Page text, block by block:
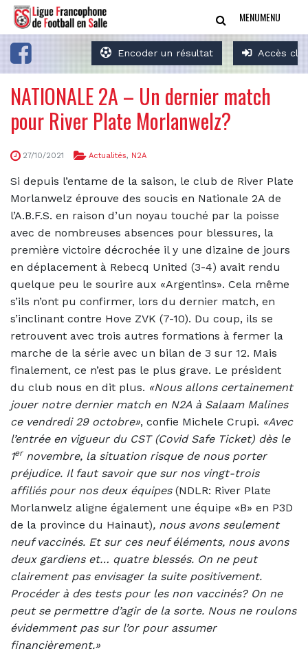
Encoder un résultat Accès
MENUMENU
NATIONALE 2A – Un dernier match
pour River Plate Morlanwelz?
27/10/2021 Actualités, N2A
Si depuis l’entame de la saison, le club de River Plate
Morlanwelz éprouve des soucis en Nationale 2A de
l’A.B.F.S. en raison d’un noyau touché par la poisse
avec de nombreuses absences pour blessures, la
première victoire décrochée il y une dizaine de jours
en déplacement à Rebecq United (3-4) avait rendu
quelque peu le sourire aux «Argentins». Cela même
s’ils n’ont pu confirmer, lors du dernier match, en
s’inclinant contre Hove ZVK (7-10). Du coup, ils se
retrouvent avec trois autres formations à fermer la
marche de la série avec un bilan de 3 sur 12. Mais
finalement, ce n’est pas le plus grave. Le président
du club nous en dit plus. «Nous allons certainement
jouer notre dernier match en N2A à Salaam Malines
ce vendredi 29 octobre», confie Michele Crupi. «Avec
l’entrée en vigueur du CST (Covid Safe Ticket) dès le
1ernovembre, la situation risque de nous porter
préjudice. Il faut savoir que sur nos vingt-trois
affiliés pour nos deux équipes(NDLR: River Plate
Morlanwelz aligne également une équipe «B» en P3D
de la province du Hainaut), nous avons seulement
neuf vaccinés. Et sur ces neuf éléments, nous avons
deux gardiens et… quatre blessés. On ne peut
clairement pas envisager la suite positivement.
Procéder à des tests pour les non vaccinés? On ne
peut se permettre d’agir de la sorte. Nous ne roulons
évidemment pas sur l’or pour assumer
financièrement.»